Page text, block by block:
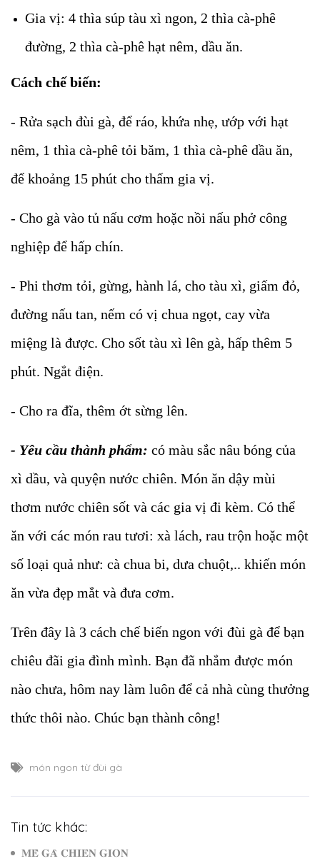
Gia vị: 4 thìa súp tàu xì ngon, 2 thìa cà-phê
đường, 2 thìa cà-phê hạt nêm, dầu ăn.
Cách chế biến:
- Rửa sạch đùi gà, để ráo, khứa nhẹ, ướp với hạt
nêm, 1 thìa cà-phê tỏi băm, 1 thìa cà-phê dầu ăn,
để khoảng 15 phút cho thấm gia vị.
- Cho gà vào tủ nấu cơm hoặc nồi nấu phở công
nghiệp để hấp chín.
- Phi thơm tỏi, gừng, hành lá, cho tàu xì, giấm đỏ,
đường nấu tan, nếm có vị chua ngọt, cay vừa
miệng là được. Cho sốt tàu xì lên gà, hấp thêm 5
phút. Ngắt điện.
- Cho ra đĩa, thêm ớt sừng lên.
- Yêu cầu thành phẩm: có màu sắc nâu bóng của
xì dầu, và quyện nước chiên. Món ăn dậy mùi
thơm nước chiên sốt và các gia vị đi kèm. Có thể
ăn với các món rau tươi: xà lách, rau trộn hoặc một
số loại quả như: cà chua bi, dưa chuột,.. khiến món
ăn vừa đẹp mắt và đưa cơm.
Trên đây là 3 cách chế biến ngon với đùi gà để bạn
chiêu đãi gia đình mình. Bạn đã nhắm được món
nào chưa, hôm nay làm luôn để cả nhà cùng thưởng
thức thôi nào. Chúc bạn thành công!
món ngon từ đùi gà
Tin tức khác:
𝐌𝐄̂̀ 𝐆𝐀̀ 𝐂𝐇𝐈𝐄̂𝐍 𝐆𝐈𝐎̀𝐍